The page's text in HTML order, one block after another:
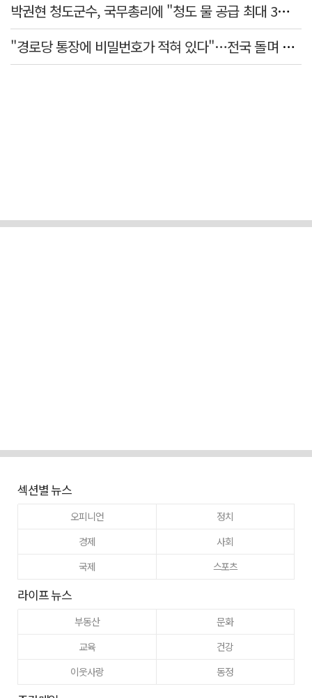
박권현 청도군수, 국무총리에 "청도 물 공급 최대 3만t 늘려달라"
"경로당 통장에 비밀번호가 적혀 있다"…전국 돌며 경로당 13곳 턴 30대 구속
섹션별 뉴스
오피니언
정치
경제
사회
국제
스포츠
라이프 뉴스
부동산
문화
교육
건강
이웃사랑
동정